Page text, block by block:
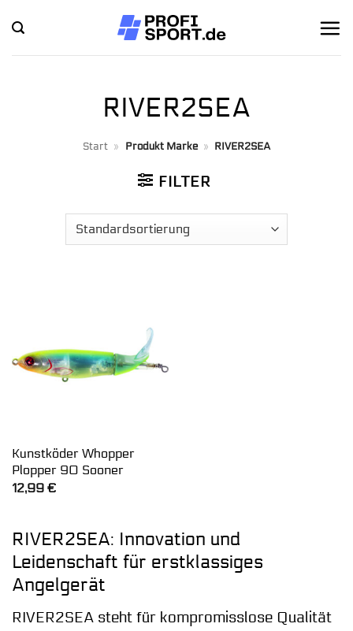
Inhalt
springen
RIVER2SEA
Start » Produkt Marke » RIVER2SEA
FILTER
Kunstköder Whopper
Plopper 90 Sooner
12,99 €
RIVER2SEA: Innovation und
Leidenschaft für erstklassiges
Angelgerät
RIVER2SEA steht für kompromisslose Qualität